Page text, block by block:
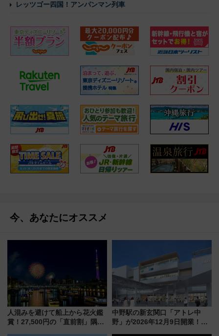
レッツゴー四国！アンパンマン列車
今、あなたにオススメ
人混みを避けて船上から花火鑑
賞！27,500円の「直前割」隅田
中野駅の新玄関口「アトレ中
野」が2026年12月9日開業！新